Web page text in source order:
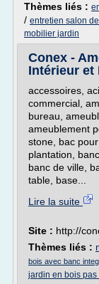
Thèmes liés :
/ entretien salon
mobilier jardin
Conex -
Intérieur et
accessoires,
commercial,
bureau,
ameublement
stone, bac
plantation,
banc de ville,
table, base...
Lire la suite
Site : http://
Thèmes liés :
bois avec banc
jardin en bois pas